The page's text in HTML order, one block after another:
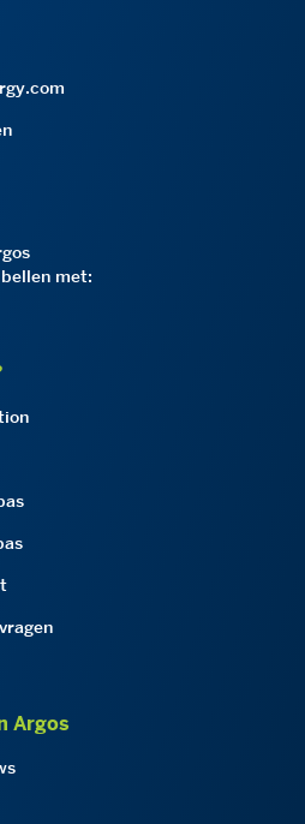
met:
Argos